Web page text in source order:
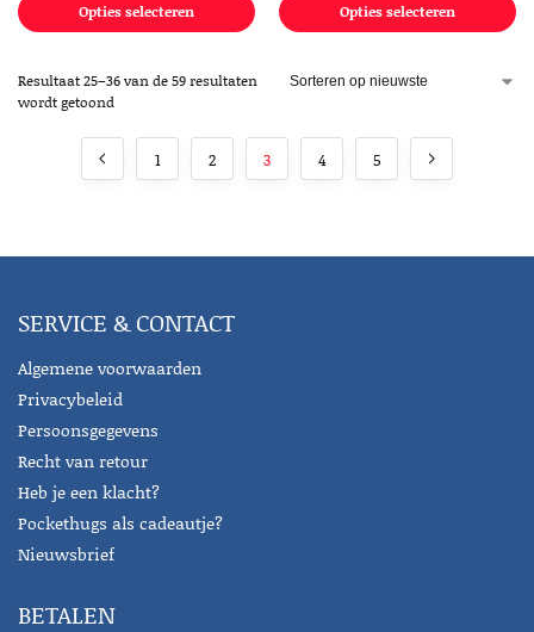
Opties selecteren Opties selecteren
Resultaat 25–36 van de 59 resultaten
wordt getoond
1 2 3 4 5
SERVICE & CONTACT
Algemene voorwaarden
Privacybeleid
Persoonsgegevens
Recht van retour
Heb je een klacht?
Pockethugs als cadeautje?
Nieuwsbrief
BETALEN